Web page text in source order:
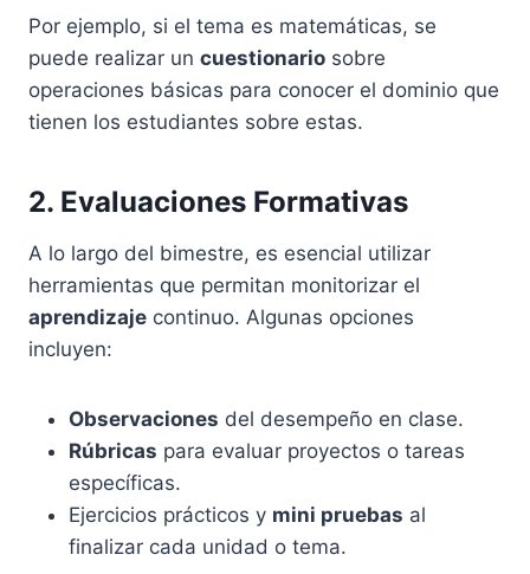
Por ejemplo, si el tema es matemáticas, se
puede realizar un cuestionario sobre
operaciones básicas para conocer el dominio que
tienen los estudiantes sobre estas.
2. Evaluaciones Formativas
A lo largo del bimestre, es esencial utilizar
herramientas que permitan monitorizar el
aprendizaje continuo. Algunas opciones
incluyen:
Observaciones del desempeño en clase.
Rúbricas para evaluar proyectos o tareas
específicas.
Ejercicios prácticos y mini pruebas al
finalizar cada unidad o tema.